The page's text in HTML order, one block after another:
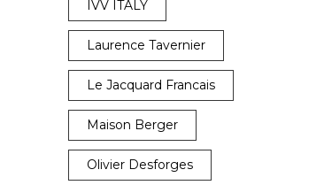
IVV ITALY
Laurence Tavernier
Le Jacquard Francais
Maison Berger
Olivier Desforges